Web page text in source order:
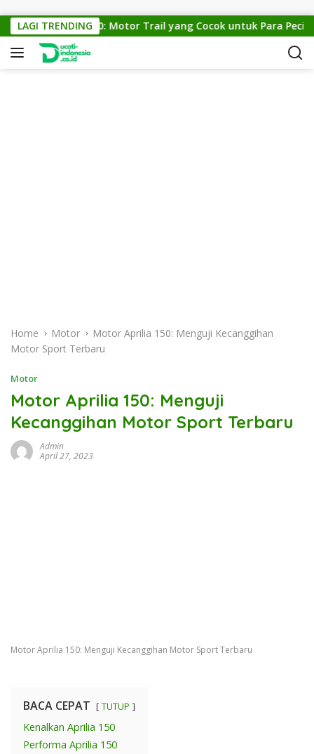
LAGI TRENDING
KTM Cross 150: Motor Trail yang Cocok untuk Para Pecinta
Home Motor
Motor Aprilia 150: Menguji Kecanggihan
Motor Sport Terbaru
Motor
Motor Aprilia 150: Menguji
Kecanggihan Motor Sport Terbaru
Admin
April 27, 2023
Motor Aprilia 150: Menguji Kecanggihan Motor Sport Terbaru
BACA CEPAT TUTUP
Kenalkan Aprilia 150
Performa Aprilia 150